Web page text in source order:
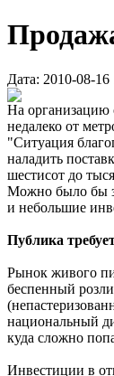
Дата: 2010-08-16
На организацию
недалеко от
"Ситуация
наладить
шестисот до
Можно было бы
и небольшие
Публика
Рынок живого
беспенный
национальный
куда сложно
Инвестиции в